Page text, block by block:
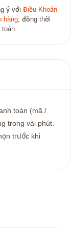
ý với Điều Khoản
hàng, đồng thời
toán.
toán (mã /
trong vài phút.
trước khi